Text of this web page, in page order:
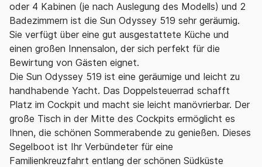
oder 4 Kabinen (je nach Auslegung des Modells) und 2
Badezimmern ist die Sun Odyssey 519 sehr geräumig.
Sie verfügt über eine gut ausgestattete Küche und
einen großen Innensalon, der sich perfekt für die
Bewirtung von Gästen eignet.
Die Sun Odyssey 519 ist eine geräumige und leicht zu
handhabende Yacht. Das Doppelsteuerrad schafft
Platz im Cockpit und macht sie leicht manövrierbar. Der
große Tisch in der Mitte des Cockpits ermöglicht es
Ihnen, die schönen Sommerabende zu genießen. Dieses
Segelboot ist Ihr Verbündeter für eine
Familienkreuzfahrt entlang der schönen Südküste